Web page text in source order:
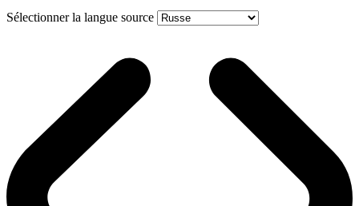
Sélectionner la langue source